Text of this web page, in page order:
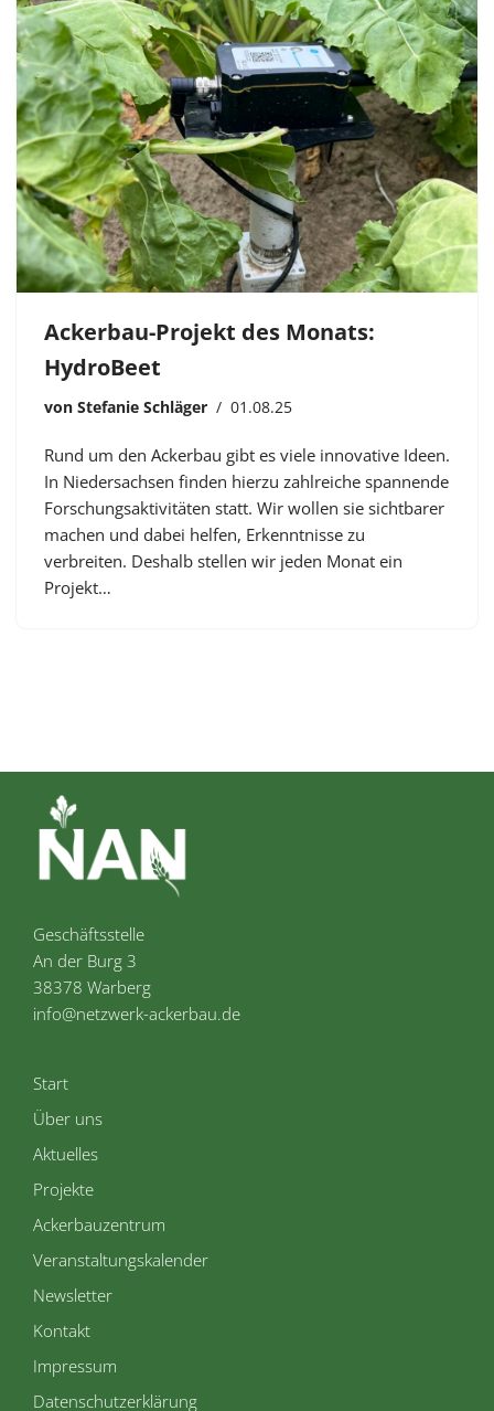
Ackerbau-Projekt des Monats:
HydroBeet
von Stefanie Schläger 01.08.25
Rund um den Ackerbau gibt es viele innovative Ideen.
In Niedersachsen finden hierzu zahlreiche spannende
Forschungsaktivitäten statt. Wir wollen sie sichtbarer
machen und dabei helfen, Erkenntnisse zu
verbreiten. Deshalb stellen wir jeden Monat ein
Projekt…
Geschäftsstelle
An der Burg 3
38378 Warberg
info@netzwerk-ackerbau.de
Start
Über uns
Aktuelles
Projekte
Ackerbauzentrum
Veranstaltungskalender
Newsletter
Kontakt
Impressum
Datenschutzerklärung